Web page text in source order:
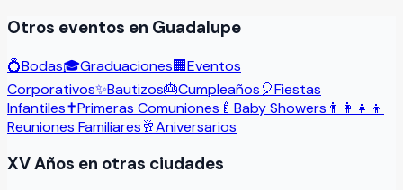
Otros eventos en Guadalupe
💍Bodas🎓Graduaciones🏢Eventos
Corporativos✨Bautizos🎂Cumpleaños🎈Fiestas
Infantiles✝️Primeras Comuniones 🍼 Baby Showers 👨‍👩‍👧‍👦
Reuniones Familiares🥂Aniversarios
XV Años en otras ciudades